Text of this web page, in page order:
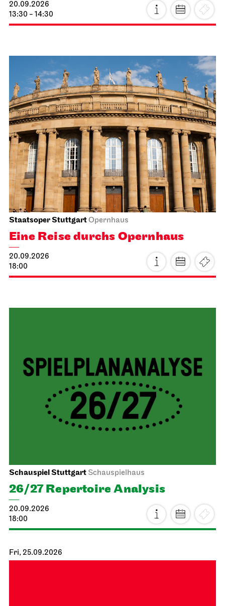
20.09.2026
13:30 - 14:30
Staatsoper StuttgartOpernhaus
Eine Reise durchs Opernhaus
20.09.2026
18:00
Schauspiel Stuttgart Schauspielhaus
26/27 Repertoire Analysis
20.09.2026
18:00
Fri, 25.09.2026